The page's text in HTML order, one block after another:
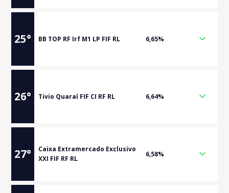
25° BB TOP RF Irf M1 LP FIF RL 6,65%
26° Tivio Quaraí FIF CI RF RL 6,64%
27°
Caixa Extramercado Exclusivo
XXI FIF RF RL
6,58%